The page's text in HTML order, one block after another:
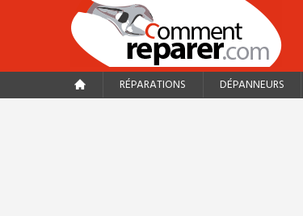
RÉPARATIONS DÉPANNEURS